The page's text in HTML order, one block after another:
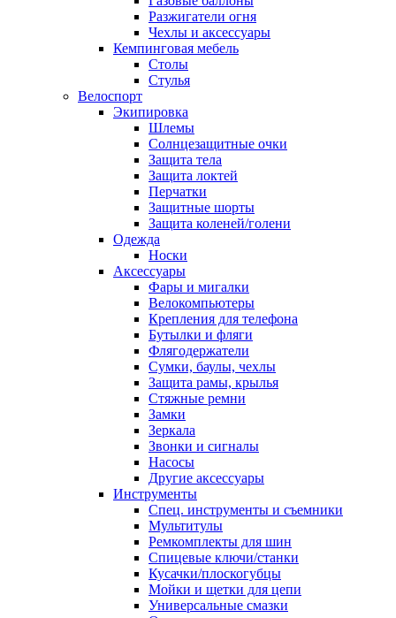
Разжигатели огня
Чехлы и аксессуары
Кемпинговая мебель
Столы
Стулья
Велоспорт
Экипировка
Шлемы
Солнцезащитные очки
Защита тела
Защита локтей
Перчатки
Защитные шорты
Защита коленей/голени
Одежда
Носки
Аксессуары
Фары и мигалки
Велокомпьютеры
Крепления для телефона
Бутылки и фляги
Флягодержатели
Сумки, баулы, чехлы
Защита рамы, крылья
Стяжные ремни
Замки
Зеркала
Звонки и сигналы
Насосы
Другие аксессуары
Инструменты
Спец. инструменты и съемники
Мультитулы
Ремкомплекты для шин
Спицевые ключи/станки
Кусачки/плоскогубцы
Мойки и щетки для цепи
Универсальные смазки